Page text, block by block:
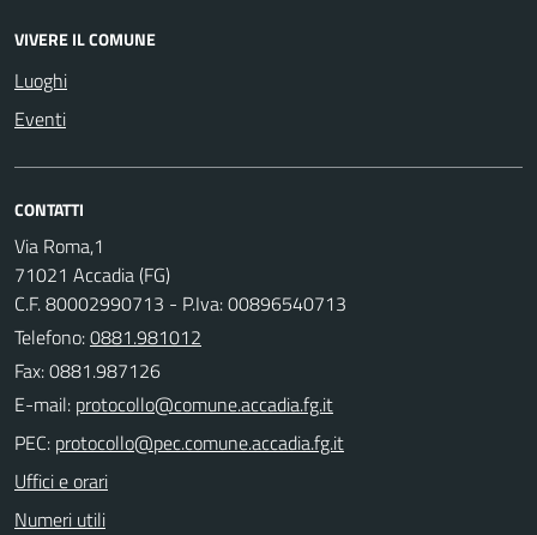
VIVERE IL COMUNE
Luoghi
Eventi
CONTATTI
Via Roma,1
71021 Accadia (FG)
C.F. 80002990713 - P.Iva: 00896540713
Telefono:0881.981012
Fax: 0881.987126
E-mail:
PEC:
Uffici e orari
Numeri utili